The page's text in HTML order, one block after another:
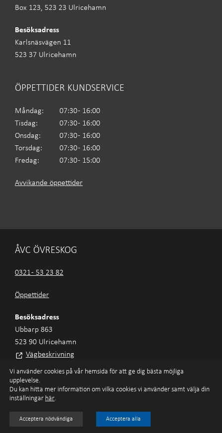
Box 123, 523 23 Ulricehamn
Besöksadress
Karlsnäsvägen 11
523 37 Ulricehamn
ÖPPETTIDER KUNDSERVICE
Måndag:
07:30 - 16:00
Tisdag:
07:30 - 16:00
Onsdag:
07:30 - 16:00
Torsdag:
07:30 - 16:00
Fredag:
07:30 - 15:00
Avvikande öppettider
ÅVC ÖVRESKOG
0321 - 53 23 82
Öppettider
Besöksadress
Ubbarp 863
523 90 Ulricehamn
Vägbeskrivning
Ulricehamns Energi AB
Tillgänglighet
©
Ella&Sigrid
Vi använder cookies på vår hemsida för att ge dig bästa möjliga
upplevelse.
Du kan hitta mer information om vilka cookies vi använder samt välja din
inställningar här.
Acceptera alla
Acceptera nödvändiga